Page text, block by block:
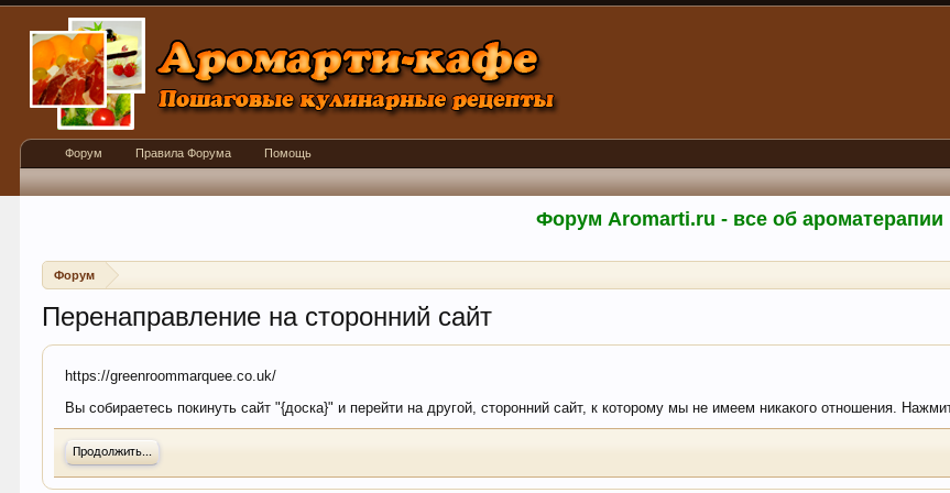
Форум Aromarti.ru - все об ароматерапии
Форум
Перенаправление на сторонний сайт
https://greenroommarquee.co.uk/
Вы собираетесь покинуть сайт "{доска}" и перейти на другой, сторонний сайт, к которому мы не имеем никакого отношения.
Продолжить...
Форум Правила Форума Помощь